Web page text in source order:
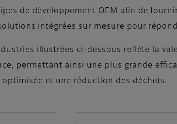
de développement OEM afin de
intégrées sur mesure pour
illustrées ci-dessous reflète la
permettant ainsi une plus grande
et une réduction des déchets.